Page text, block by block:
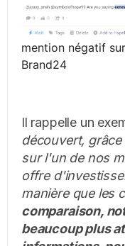
mention négatif
Brand24
Il rappelle un
découvert,
sur l'un de nos
offre
manière que les
comparaison,
beaucoup plus